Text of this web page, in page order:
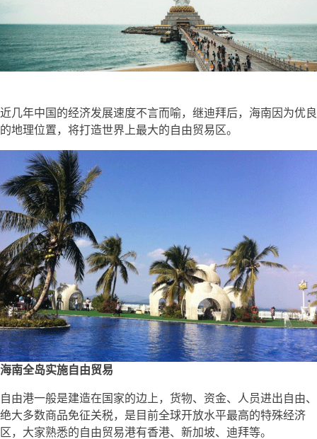
近几年中国的经济发展速度不言而喻，继迪拜后，海南因为优良
的地理位置，将打造世界上最大的自由贸易区。
海南全岛实施自由贸易
自由港一般是建造在国家的边上，货物、资金、人员进出自由、
绝大多数商品免征关税，是目前全球开放水平最高的特殊经济
区，大家熟悉的自由贸易港有香港、新加坡、迪拜等。